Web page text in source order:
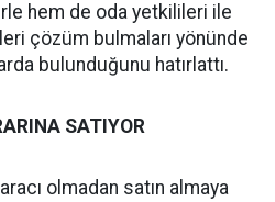
hem de oda yetkilileri ile
çözüm bulmaları yönünde
bulunduğunu hatırlattı.
SATIYOR
olmadan satın almaya